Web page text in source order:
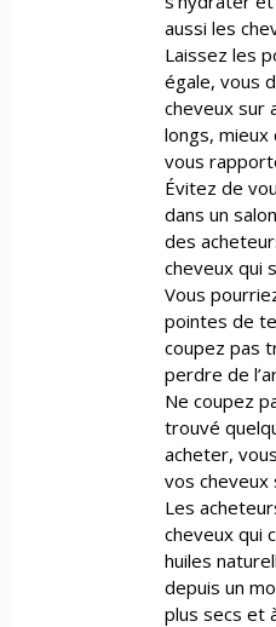
aussi les
Laissez les
égale, vous
cheveux sur
longs, mieux
vous
Évitez de
dans un
des
cheveux qui
Vous
pointes de
coupez pas
perdre de
Ne coupez
trouvé
acheter,
vos cheveux
Les
cheveux qui
huiles
depuis un
plus secs et